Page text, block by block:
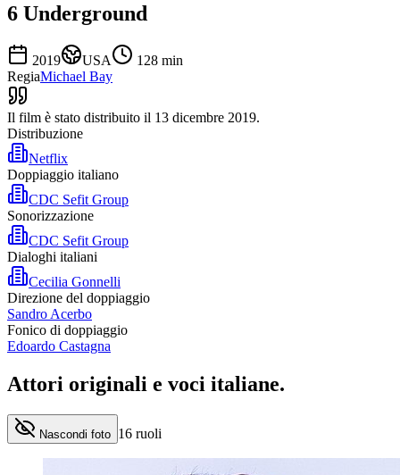
6 Underground
2019 USA 128 min
RegiaMichael Bay
Il film è stato distribuito il 13 dicembre 2019.
Distribuzione
Netflix
Doppiaggio italiano
CDC Sefit Group
Sonorizzazione
CDC Sefit Group
Dialoghi italiani
Cecilia Gonnelli
Direzione del doppiaggio
Sandro Acerbo
Fonico di doppiaggio
Edoardo Castagna
Attori originali e voci italiane.
Nascondi foto 16 ruoli